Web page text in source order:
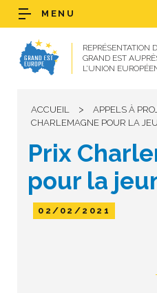
REPRÉSENTATION
GRAND EST
L’UNION
MENU
ACCUEIL > APPELS À
CHARLEMAGNE POUR LA
Prix
pour la
02/02/2021